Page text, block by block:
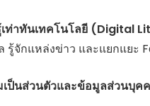
เท่าทันเทคโนโลยี (Digital
รู้จักแหล่งข่าว และแยกแยะ
เป็นส่วนตัวและข้อมูลส่วนบุค